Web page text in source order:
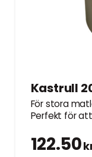
Kastrull
För stora
Perfekt för
122.50